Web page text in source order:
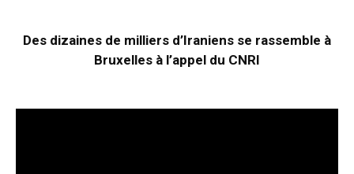
Des dizaines de milliers d’Iraniens se rassemble à
Bruxelles à l’appel du CNRI